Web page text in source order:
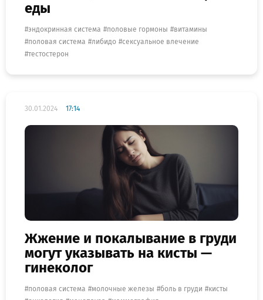
еды
эндокринная система половые гормоны
витамины
половая система
либидо
сексуальное влечение
тестостерон
30.01.2024 17:14
Жжение и покалывание в груди
могут указывать на кисты —
гинеколог
половая система молочные железы боль в груди
кисты